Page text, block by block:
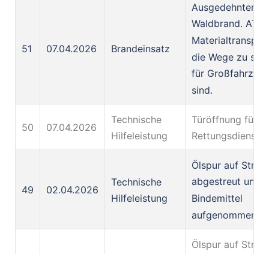
51 07.04.2026 Brandeinsatz
Ausgedehnter
Waldbrand. ATV
die Wege zu
für
sind.
50 07.04.2026
Technische
Hilfeleistung
Türöffnung für
Rettungsdienst
49 02.04.2026
Technische
Hilfeleistung
Ölspur auf
abgestreut und
Bindemittel
aufgenommen
Ölspur auf